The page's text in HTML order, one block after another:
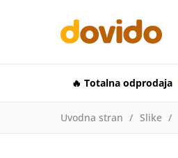
🔥 Totalna odprodaja
Uvodna stran Slike